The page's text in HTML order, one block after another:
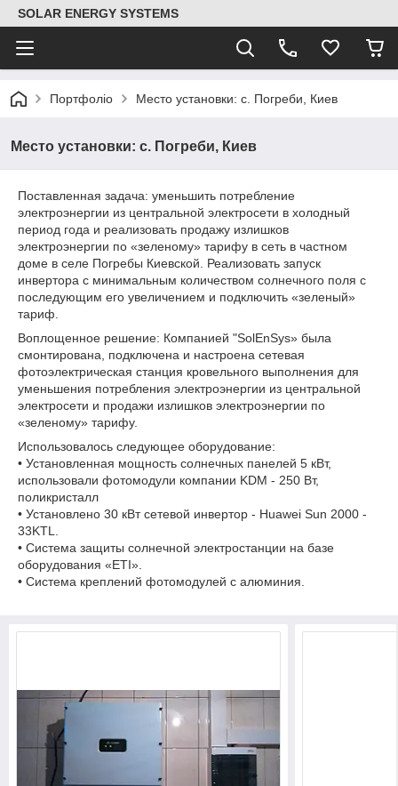
SOLAR ENERGY SYSTEMS
Портфоліо Место установки: с. Погреби, Киев
Место установки: с. Погреби, Киев
Поставленная задача: уменьшить потребление
электроэнергии из центральной электросети в холодный
период года и реализовать продажу излишков
электроэнергии по «зеленому» тарифу в сеть в частном
доме в селе Погребы Киевской. Реализовать запуск
инвертора с минимальным количеством солнечного поля с
последующим его увеличением и подключить «зеленый»
тариф.
Воплощенное решение: Компанией "SolEnSys» была
смонтирована, подключена и настроена сетевая
фотоэлектрическая станция кровельного выполнения для
уменьшения потребления электроэнергии из центральной
электросети и продажи излишков электроэнергии по
«зеленому» тарифу.
Использовалось следующее оборудование:
• Установленная мощность солнечных панелей 5 кВт,
использовали фотомодули компании KDM - 250 Вт,
поликристалл
• Установлено 30 кВт сетевой инвертор - Huawei Sun 2000 -
33KTL.
• Система защиты солнечной электростанции на базе
оборудования «ETI».
• Система креплений фотомодулей с алюминия.